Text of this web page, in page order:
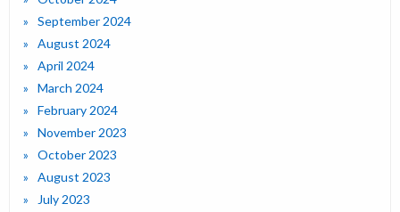
September 2024
August 2024
April 2024
March 2024
February 2024
November 2023
October 2023
August 2023
July 2023